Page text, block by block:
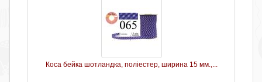
Коса бейка шотландка, поліестер, ширина 15 мм.,...